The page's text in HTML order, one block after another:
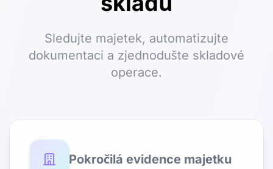
Sledujte majetek, automatizujte
dokumentaci a zjednodušte skladové
operace.
Pokročilá evidence majetku